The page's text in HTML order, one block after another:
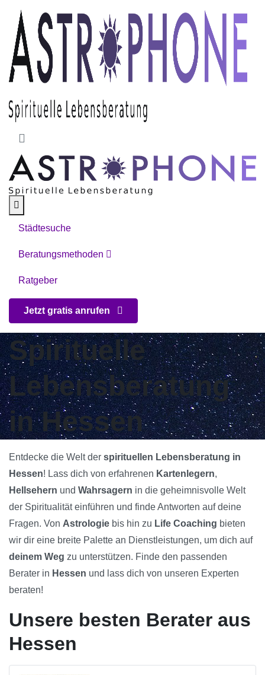
Skip to main content
Städtesuche
Beratungsmethoden
Ratgeber
Jetzt gratis anrufen
Spirituelle
Lebensberatung
in Hessen
Entdecke die Welt der spirituellen Lebensberatung in
Hessen! Lass dich von erfahrenen Kartenlegern,
Hellsehern und Wahrsagern in die geheimnisvolle Welt
der Spiritualität einführen und finde Antworten auf deine
Fragen. Von Astrologie bis hin zu Life Coaching bieten
wir dir eine breite Palette an Dienstleistungen, um dich auf
deinem Weg zu unterstützen. Finde den passenden
Berater in Hessen und lass dich von unseren Experten
beraten!
Unsere besten Berater aus
Hessen